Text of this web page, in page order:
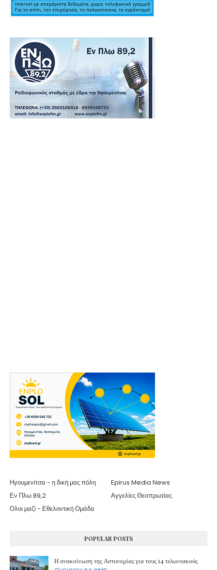
Ηγουμενίτσα - η δική μας πόλη
Epirus Media News
Εν Πλω 89,2
Αγγελίες Θεσπρωτίας
Ολοι μαζί - Εθελοντική Ομάδα
POPULAR POSTS
Η ανακοίνωση της Αστυνομίας για τους 14 τελωνιακούς